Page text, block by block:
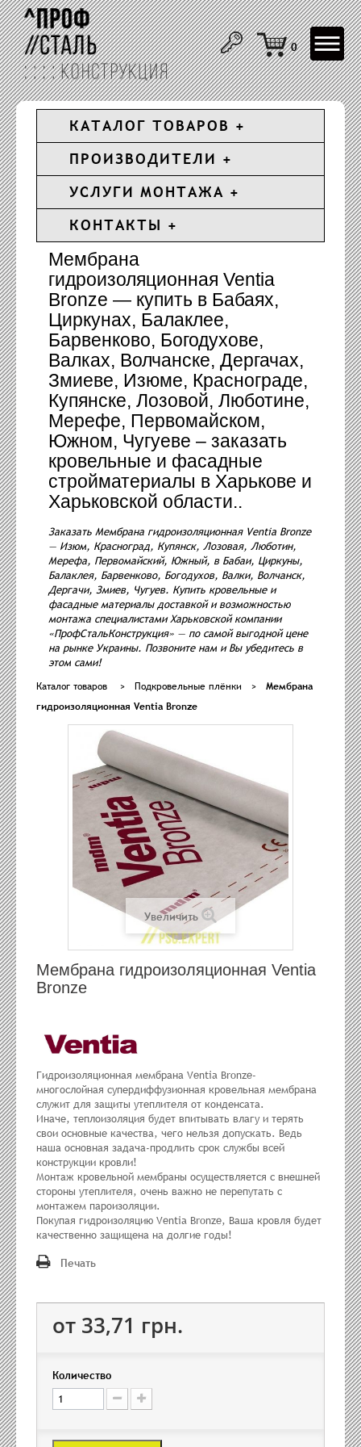
Toggle
0
КАТАЛОГ ТОВАРОВ
ПРОИЗВОДИТЕЛИ
УСЛУГИ МОНТАЖА
КОНТАКТЫ
Мембрана
гидроизоляционная Ventia
Bronze — купить в Бабаях,
Циркунах, Балаклее,
Барвенково, Богодухове,
Валках, Волчанске, Дергачах,
Змиеве, Изюме, Краснограде,
Купянске, Лозовой, Люботине,
Мерефе, Первомайском,
Южном, Чугуеве – заказать
кровельные и фасадные
стройматериалы в Харькове и
Харьковской области..
Заказать Мембрана гидроизоляционная Ventia Bronze
— Изюм, Красноград, Купянск, Лозовая, Люботин,
Мерефа, Первомайский, Южный, в Бабаи, Циркуны,
Балаклея, Барвенково, Богодухов, Валки, Волчанск,
Дергачи, Змиев, Чугуев. Купить кровельные и
фасадные материалы доставкой и возможностью
монтажа специалистами Харьковской компании
«ПрофСтальКонструкция» — по самой выгодной цене
на рынке Украины. Позвоните нам и Вы убедитесь в
этом сами!
Каталог товаров > Подкровельные плёнки >
Мембрана
гидроизоляционная Ventia Bronze
Увеличить
Мембрана гидроизоляционная Ventia
Bronze
Гидроизоляционная мембрана Ventia Bronze-
многослойная супердиффузионная кровельная мембрана
служит для защиты утеплителя от конденсата.
Иначе, теплоизоляция будет впитывать влагу и терять
свои основные качества, чего нельзя допускать. Ведь
наша основная задача-продлить срок службы всей
конструкции кровли!
Монтаж кровельной мембраны осуществляется с внешней
стороны утеплителя, очень важно не перепутать с
монтажем пароизоляции.
Покупая гидроизоляцию Ventia Bronze, Ваша кровля будет
качественно защищена на долгие годы!
Печать
от 33,71 грн.
Количество